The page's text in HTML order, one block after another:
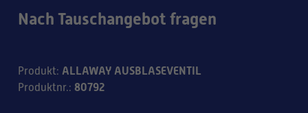
Nach Tauschangebot fragen
Produkt: ALLAWAY AUSBLASEVENTIL
Produktnr.: 80792